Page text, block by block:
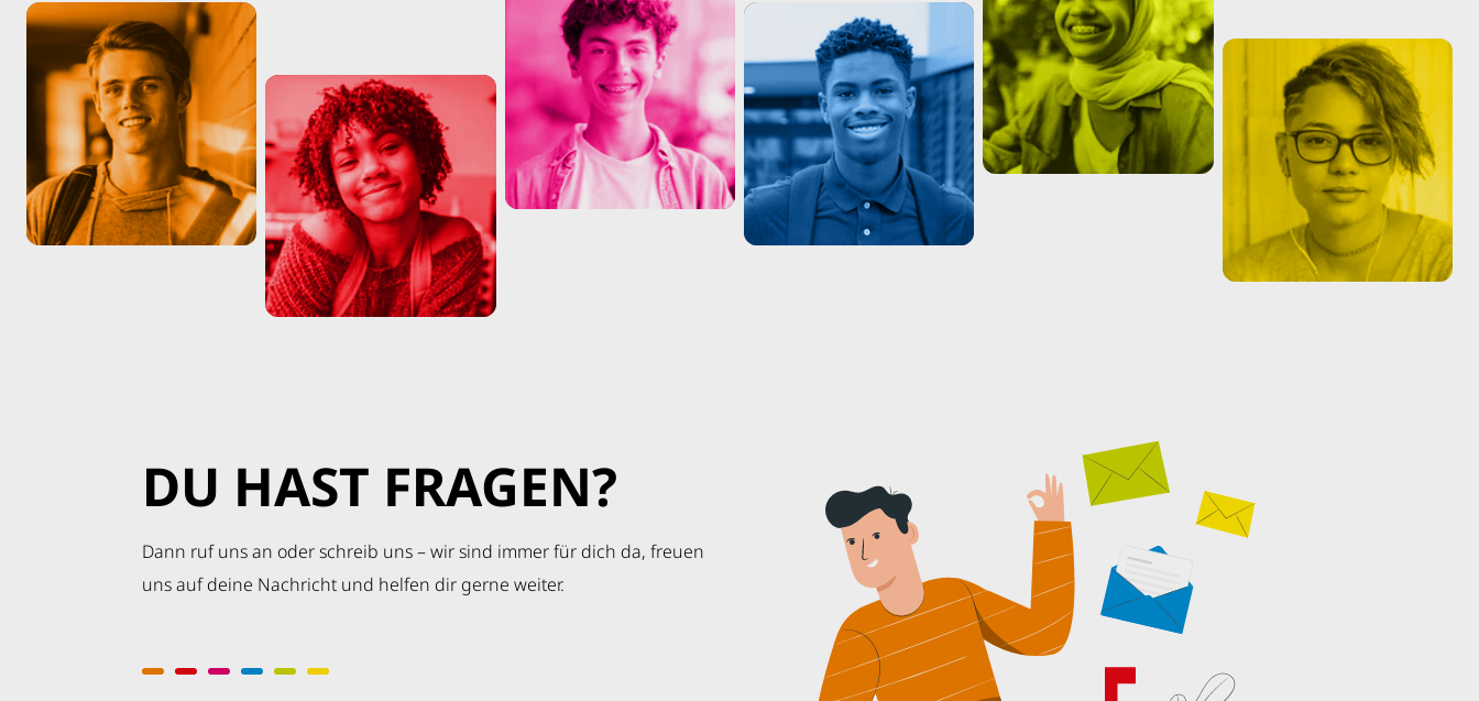
DU HAST FRAGEN?
Dann ruf uns an oder schreib uns – wir sind immer für dich da, freuen
uns auf deine Nachricht und helfen dir gerne weiter.